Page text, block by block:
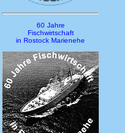
60 Jahre
Fischwirtschaft
in Rostock Marienehe